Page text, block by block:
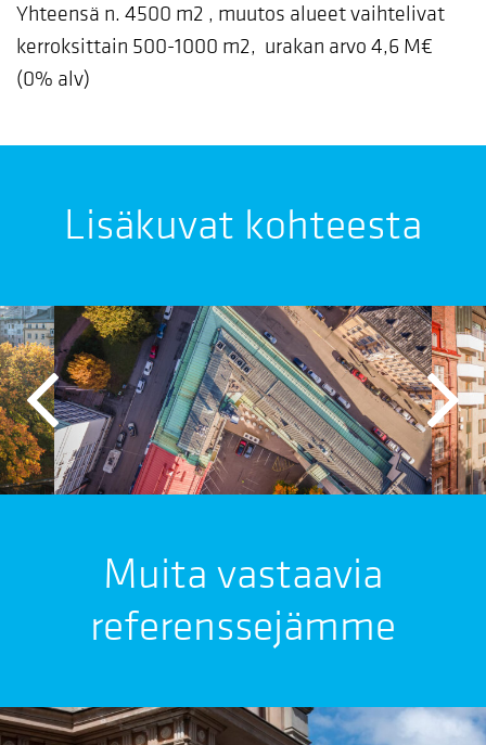
Yhteensä n. 4500 m2 , muutos alueet vaihtelivat
kerroksittain 500-1000 m2, urakan arvo 4,6 M€
(0% alv)
Lisäkuvat kohteesta
Muita vastaavia
referenssejämme